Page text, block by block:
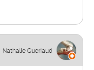
Nathalie Gueriaud